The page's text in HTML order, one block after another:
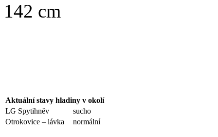
142 cm
Aktuální stavy hladiny v okolí
LG Spytihněv
sucho
Otrokovice – lávka
normální